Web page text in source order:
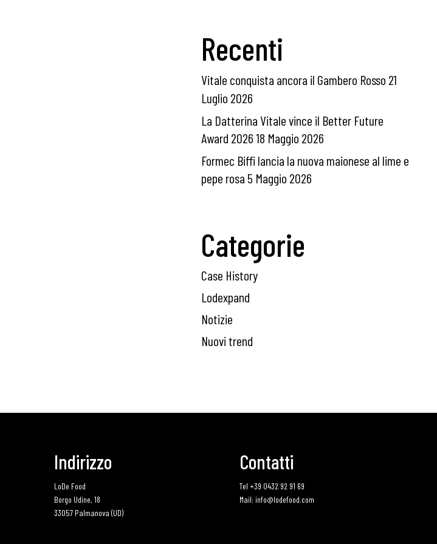
Recenti
Vitale conquista ancora il Gambero Rosso 21
Luglio 2026
La Datterina Vitale vince il Better Future
Award 2026 18 Maggio 2026
Formec Biffi lancia la nuova maionese al lime e
pepe rosa 5 Maggio 2026
Categorie
Case History
Lodexpand
Notizie
Nuovi trend
Indirizzo
LoDe Food
Borgo Udine, 18
33057 Palmanova (UD)
Contatti
Tel +39 0432 92 91 69
Mail: info@lodefood.com